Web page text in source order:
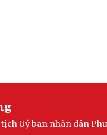
Uỷ ban nhân dân